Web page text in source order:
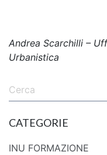
Andrea Scarchilli –
Urbanistica
CATEGORIE
INU FORMAZIONE